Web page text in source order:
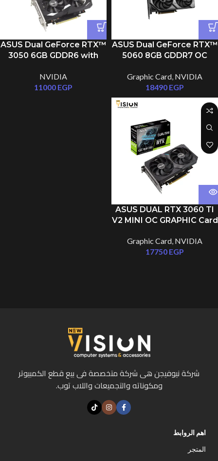
ASUS Dual GeForce RTX™
5060 8GB GDDR7 OC
Graphic Card NVIDIA
18490 EGP
ASUS Dual GeForce RTX™
3050 6GB GDDR6 with
gaming performance and
ray tracing
NVIDIA
11000 EGP
ASUS DUAL RTX 3060 TI
V2 MINI OC GRAPHIC Card
Graphic Card NVIDIA
17750 EGP
شركة نيوفيجن هى شركة متخصصة فى بيع قطع الكمبيوتر
ومكوناته والتجميعات واللاب توب.
اهم الروابط
المتجر